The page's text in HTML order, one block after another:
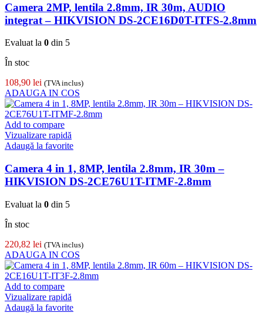
Camera 2MP, lentila 2.8mm, IR 30m, AUDIO
integrat – HIKVISION DS-2CE16D0T-ITFS-2.8mm
Evaluat la 0 din 5
În stoc
108,90 lei (TVA inclus)
ADAUGA IN COS
Add to compare
Vizualizare rapidă
Adaugă la favorite
Camera 4 in 1, 8MP, lentila 2.8mm, IR 30m –
HIKVISION DS-2CE76U1T-ITMF-2.8mm
Evaluat la 0 din 5
În stoc
220,82 lei (TVA inclus)
ADAUGA IN COS
Add to compare
Vizualizare rapidă
Adaugă la favorite